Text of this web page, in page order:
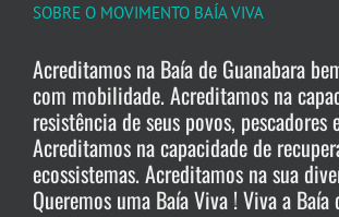
SOBRE O MOVIMENTO BAÍA VIVA
Acreditamos na Baía de Guanabara
com mobilidade. Acreditamos na
resistência de seus povos, pescadores
Acreditamos na capacidade de
ecossistemas. Acreditamos na sua
Queremos uma Baía Viva ! Viva a Baía